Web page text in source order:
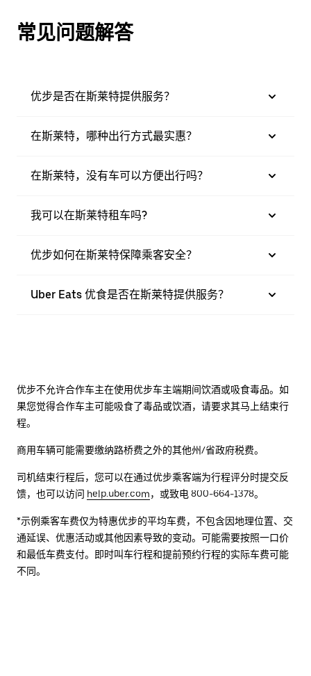
常见问题解答
优步是否在斯莱特提供服务？
在斯莱特，哪种出行方式最实惠？
在斯莱特，没有车可以方便出行吗？
我可以在斯莱特租车吗?
优步如何在斯莱特保障乘客安全？
Uber Eats 优食是否在斯莱特提供服务？
优步不允许合作车主在使用优步车主端期间饮酒或吸食毒品。如
果您觉得合作车主可能吸食了毒品或饮酒，请要求其马上结束行
程。
商用车辆可能需要缴纳路桥费之外的其他州/省政府税费。
司机结束行程后，您可以在通过优步乘客端为行程评分时提交反
馈，也可以访问 help.uber.com，或致电 800-664-1378。
*示例乘客车费仅为特惠优步的平均车费，不包含因地理位置、交
通延误、优惠活动或其他因素导致的变动。可能需要按照一口价
和最低车费支付。即时叫车行程和提前预约行程的实际车费可能
不同。